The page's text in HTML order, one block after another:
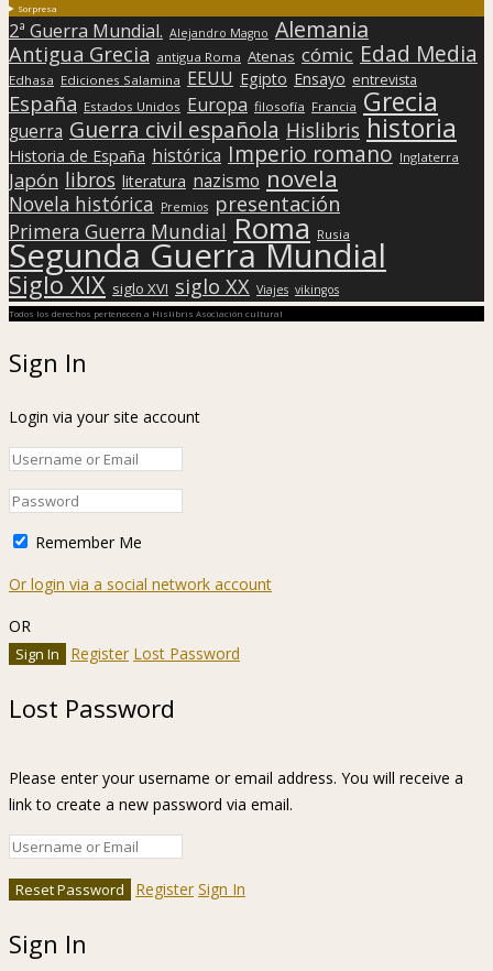
Sorpresa
2ª Guerra Mundial. Alejandro Magno Alemania
Antigua Grecia antigua Roma Atenas cómic Edad Media
Edhasa Ediciones Salamina EEUU Egipto Ensayo entrevista
España Estados Unidos Europa filosofía Francia Grecia
guerra Guerra civil española Hislibris historia
Historia de España histórica Imperio romano Inglaterra
Japón libros literatura nazismo novela
Novela histórica Premios presentación
Primera Guerra Mundial Roma Rusia
Segunda Guerra Mundial
Siglo XIX siglo XVI siglo XX Viajes vikingos
Todos los derechos pertenecen a Hislibris Asociación cultural
Sign In
Login via your site account
Remember Me
Or login via a social network account
OR
Register Lost Password
Lost Password
Please enter your username or email address. You will receive a
link to create a new password via email.
Register Sign In
Sign In